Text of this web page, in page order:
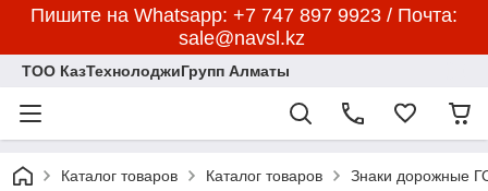
Пишите на Whatsapp: +7 747 897 9923 / Почта:
sale@navsl.kz
ТОО КазТехнолоджиГрупп Алматы
Каталог товаров Каталог товаров Знаки дорожные